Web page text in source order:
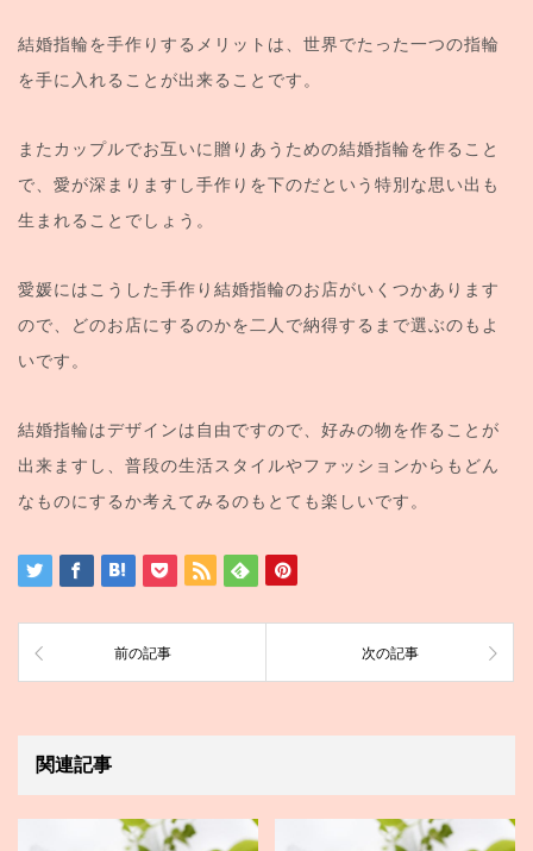
結婚指輪を手作りするメリットは、世界でたった一つの指輪
を手に入れることが出来ることです。
またカップルでお互いに贈りあうための結婚指輪を作ること
で、愛が深まりますし手作りを下のだという特別な思い出も
生まれることでしょう。
愛媛にはこうした手作り結婚指輪のお店がいくつかあります
ので、どのお店にするのかを二人で納得するまで選ぶのもよ
いです。
結婚指輪はデザインは自由ですので、好みの物を作ることが
出来ますし、普段の生活スタイルやファッションからもどん
なものにするか考えてみるのもとても楽しいです。
前の記事 次の記事
関連記事